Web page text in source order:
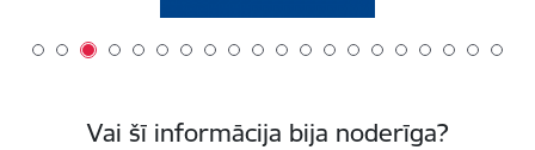
Vai šī informācija bija noderīga?